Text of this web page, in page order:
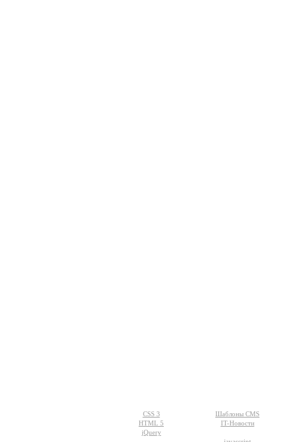
CSS 3 Шаблоны CMS
HTML 5 IT-Новости
jQuery